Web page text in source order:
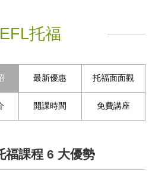
托福
最新優惠 托福面面觀
開課時間 免費講座
福課程 6 大優勢